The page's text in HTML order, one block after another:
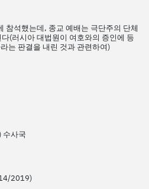
참석했는데, 종교 예배는 극단주의 단체
(러시아 대법원이 여호와의 증인에 등
는 판결을 내린 것과 관련하여)
수사국
2019)